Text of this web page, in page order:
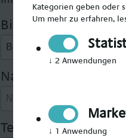
Bitte Anrede wählen
Nachname angeben
Telefonnummer
Kategorien geben oder
Um mehr zu erfahren,
↓ 2 Anwendungen
↓ 1 Anwendung